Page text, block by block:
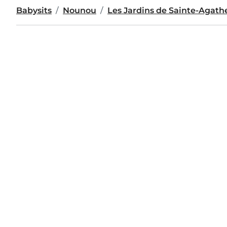
Babysits Nounou Les Jardins de Sainte-